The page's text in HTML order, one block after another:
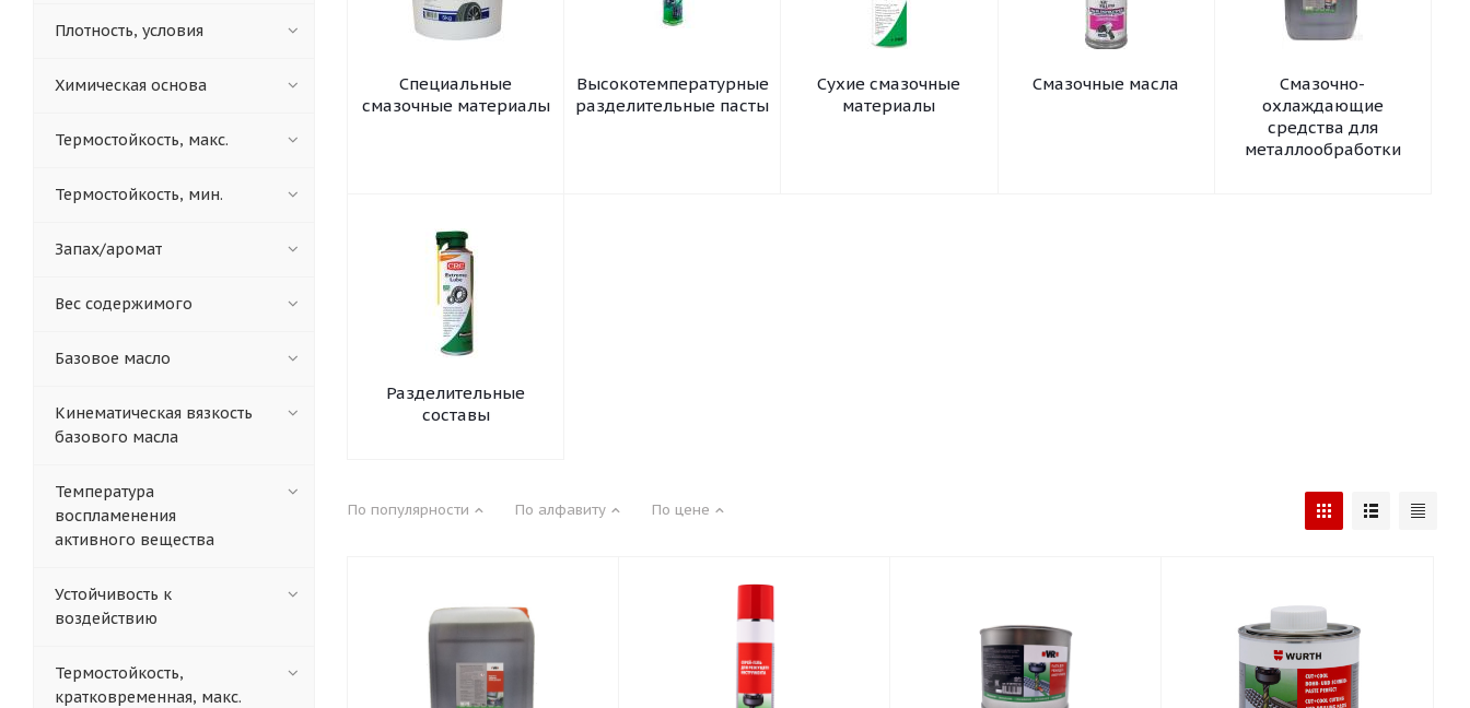
Специальные
смазочные материалы
Высокотемпературные
разделительные пасты
Сухие смазочные
материалы
Смазочные масла
Смазочно-
охлаждающие
средства для
металлообработки
Разделительные
составы
По популярности По алфавиту По цене
Плотность, условия
Химическая основа
Термостойкость, макс.
Термостойкость, мин.
Запах/аромат
Вес содержимого
Базовое масло
Кинематическая вязкость
базового масла
Температура
воспламенения
активного вещества
Устойчивость к
воздействию
Термостойкость,
кратковременная, макс.